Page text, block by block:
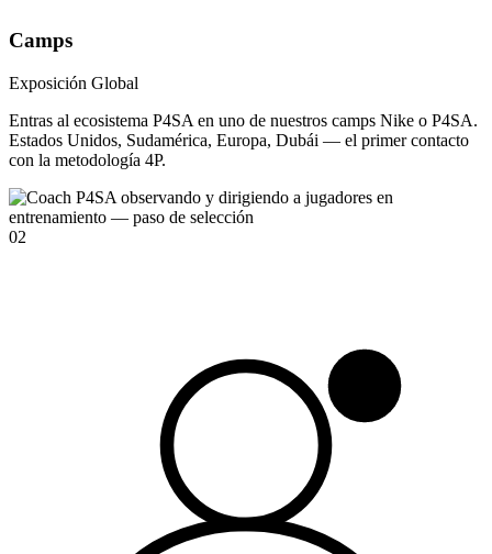
Camps
Exposición Global
Entras al ecosistema P4SA en uno de nuestros camps Nike o P4SA.
Estados Unidos, Sudamérica, Europa, Dubái — el primer contacto
con la metodología 4P.
02